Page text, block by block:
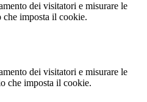
dei visitatori e misurare le
imposta il cookie.
dei visitatori e misurare le
che imposta il cookie.